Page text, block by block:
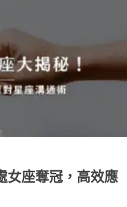
女座奪冠，高效應